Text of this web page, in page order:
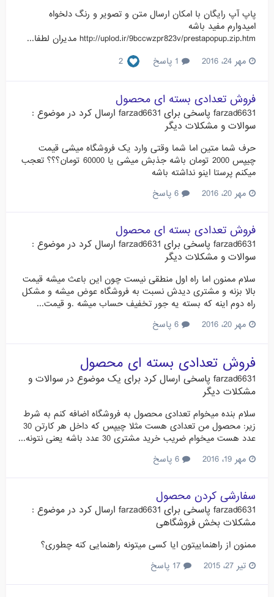
پاپ آپ رایگان با امکان ارسال متن و تصویر و رنگ دلخواه
امیدوارم مفید باشه
http://uplod.ir/9bccwzpr823v/prestapopup.zip.htm مدیران لطفا...
مهر 24، 2016
2
فروش تعدادی بسته ای محصول
farzad6631 پاسخی برای farzad6631 ارسال کرد در موضوع :
سوالات و مشکلات دیگر
حرف شما متین اما شما وقتی وارد یک فروشگاه میشی قیمت
چیپس 2000 تومان باشه جذبش میشی یا 60000 تومان؟؟؟ تعجب
میکنم پرستا اینو نداشته باشه
مهر 20، 2016
فروش تعدادی بسته ای محصول
farzad6631 پاسخی برای farzad6631 ارسال کرد در موضوع :
سوالات و مشکلات دیگر
سلام ممنون اما راه اول منطقی نیست چون این باعث میشه قیمت
بالا بزنه و مشتری دیدش نسبت به فروشگاه عوض میشه و مشکل
راه دوم اینه که بسته یه جور تخفیف حساب میشه .و قیمت...
مهر 20، 2016
فروش تعدادی بسته ای محصول
farzad6631 پاسخی ارسال کرد برای یک موضوع در سوالات و
مشکلات دیگر
سلام بنده میخوام تعدادی محصول به فروشگاه اضافه کنم به شرط
زیر: محصول من تعدادی هست مثلا چیپس که داخل هر کارتن 30
عدد هست میخوام ضریب خرید مشتری 30 عدد باشه یعنی نتونه...
مهر 19، 2016
سفارشی کردن محصول
farzad6631 پاسخی برای farzad6631 ارسال کرد در موضوع :
مشکلات بخش فروشگاهی
ممنون از راهنماییتون ایا کسی میتونه راهنمایی کنه چطوری؟
تیر 27، 2015